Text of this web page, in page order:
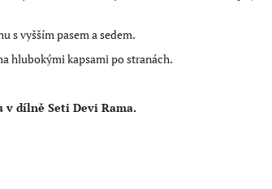
s vyšším pasem a sedem.
hlubokými kapsami po stranách.
v dílně Seti Devi Rama.